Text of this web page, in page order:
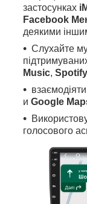
застосунках
Facebook
деякими
Слухайте
Music, Spotify
и Google
голосового